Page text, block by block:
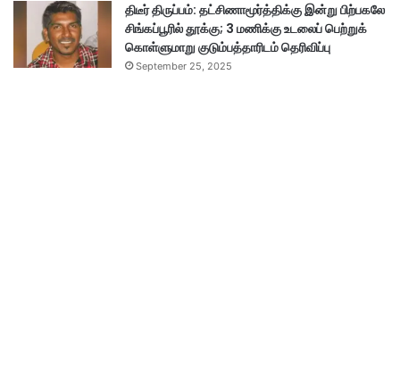
திடீர் திருப்பம்: தட்சிணாமூர்த்திக்கு இன்று பிற்பகலே
சிங்கப்பூரில் தூக்கு; 3 மணிக்கு உடலைப் பெற்றுக்
கொள்ளுமாறு குடும்பத்தாரிடம் தெரிவிப்பு
September 25, 2025